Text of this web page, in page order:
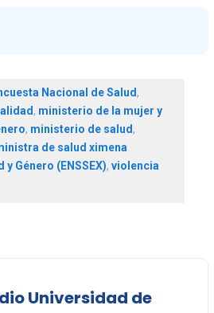
Nacional de Salud,
, ministerio de la mujer y
, ministerio de salud,
de salud ximena
y Género (ENSSEX), violencia
Universidad de